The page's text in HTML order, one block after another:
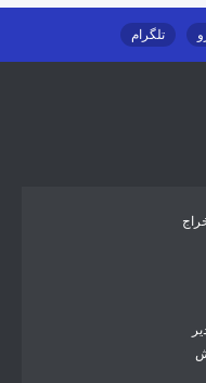
تلگرام
اخراج